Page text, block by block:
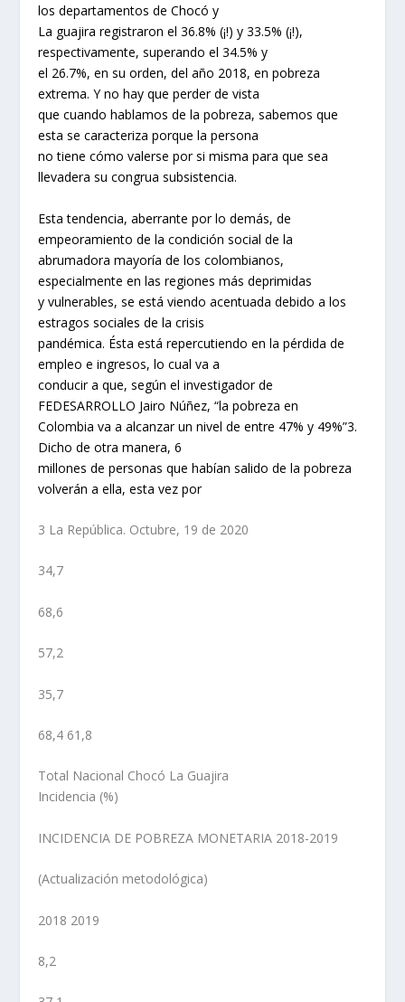
los departamentos de Chocó y
La guajira registraron el 36.8% (¡!) y 33.5% (¡!),
respectivamente, superando el 34.5% y
el 26.7%, en su orden, del año 2018, en pobreza
extrema. Y no hay que perder de vista
que cuando hablamos de la pobreza, sabemos que
esta se caracteriza porque la persona
no tiene cómo valerse por si misma para que sea
llevadera su congrua subsistencia.
Esta tendencia, aberrante por lo demás, de
empeoramiento de la condición social de la
abrumadora mayoría de los colombianos,
especialmente en las regiones más deprimidas
y vulnerables, se está viendo acentuada debido a los
estragos sociales de la crisis
pandémica. Ésta está repercutiendo en la pérdida de
empleo e ingresos, lo cual va a
conducir a que, según el investigador de
FEDESARROLLO Jairo Núñez, “la pobreza en
Colombia va a alcanzar un nivel de entre 47% y 49%”3.
Dicho de otra manera, 6
millones de personas que habían salido de la pobreza
volverán a ella, esta vez por
3 La República. Octubre, 19 de 2020
34,7
68,6
57,2
35,7
68,4 61,8
Total Nacional Chocó La Guajira
Incidencia (%)
INCIDENCIA DE POBREZA MONETARIA 2018-2019
(Actualización metodológica)
2018 2019
8,2